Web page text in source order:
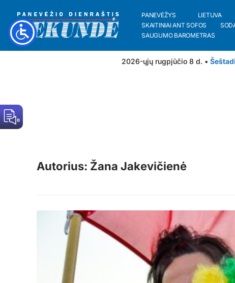
PANEVĖŽYS LIETUVA
SKAITINIAI ANT SOFOS
SAUGUMO BAROMETRAS
2026-ųjų rugpjūčio 8 d. •
Autorius: Žana Jakevičienė